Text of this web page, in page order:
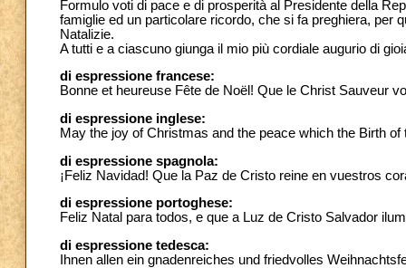
Formulo voti di pace e di prosperità al Presidente della
famiglie ed un particolare ricordo, che si fa preghiera, per
Natalizie.
A tutti e a ciascuno giunga il mio più cordiale augurio di
di espressione francese:
Bonne et heureuse Fête de Noël! Que le Christ Sauveur
di espressione inglese:
May the joy of Christmas and the peace which the Birth
di espressione spagnola:
¡Feliz Navidad! Que la Paz de Cristo reine en vuestros
di espressione portoghese:
Feliz Natal para todos, e que a Luz de Cristo Salvador
di espressione tedesca:
Ihnen allen ein gnadenreiches und friedvolles